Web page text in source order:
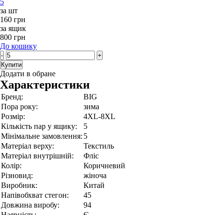
5
за шт
160 грн
за ящик
800 грн
До кошику
-
+
Купити
Додати в обране
Характеристики
Бренд:
BIG
Пора року:
зима
Розмір:
4XL-8XL
Кількість пар у ящику:
5
Мінімальне замовлення: 5
Матеріал верху:
Текстиль
Матеріал внутрішній:
Фліс
Колір:
Коричневий
Різновид:
жіноча
Виробник:
Китай
Напівобхват стегон:
45
Довжина виробу:
94